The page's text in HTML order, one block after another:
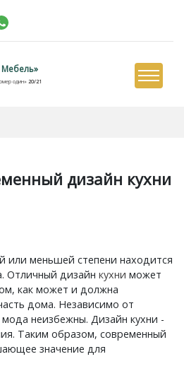
один» 20/21
дизайн кухни
или меньшей степени находится
Отличный дизайн кухни может
как может и должна
дома. Независимо от
неизбежны. Дизайн кухни -
Таким образом, современный
значение для